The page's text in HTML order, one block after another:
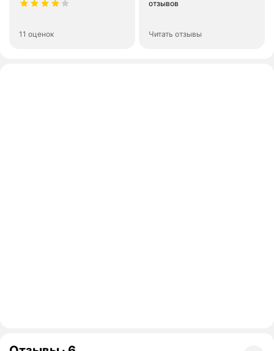
11 оценок
отзывов
Читать отзывы